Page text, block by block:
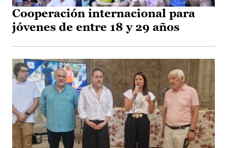
Cooperación internacional para
jóvenes de entre 18 y 29 años